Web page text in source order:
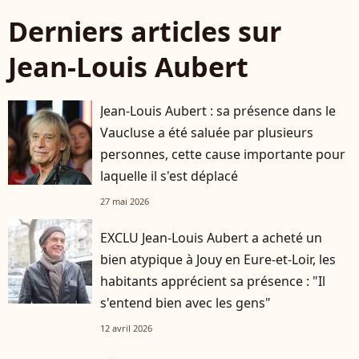
Derniers articles sur
Jean-Louis Aubert
Jean-Louis Aubert : sa présence dans le
Vaucluse a été saluée par plusieurs
personnes, cette cause importante pour
laquelle il s'est déplacé
27 mai 2026
EXCLU Jean-Louis Aubert a acheté un
bien atypique à Jouy en Eure-et-Loir, les
habitants apprécient sa présence : "Il
s'entend bien avec les gens"
12 avril 2026